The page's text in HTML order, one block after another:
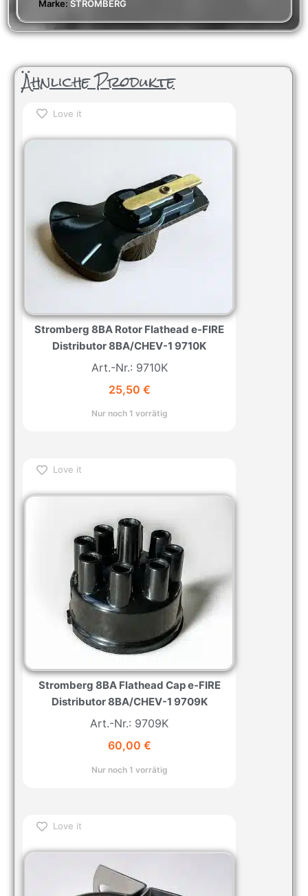
Marke: STROMBERG
Ähnliche Produkte
Love it
Stromberg 8BA Rotor Flathead e-FIRE
Distributor 8BA/CHEV-1 9710K
Art.-Nr.: 9710K
25,50 €
Nur noch 1 vorrätig
Love it
Stromberg 8BA Flathead Cap e-FIRE
Distributor 8BA/CHEV-1 9709K
Art.-Nr.: 9709K
60,00 €
Nur noch 1 vorrätig
Love it